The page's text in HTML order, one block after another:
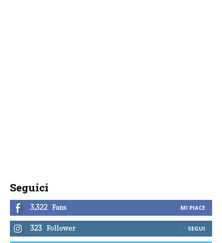
Seguici
3,322 Fans MI PIACE
323 Follower SEGUI